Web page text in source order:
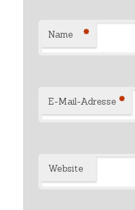
Name *
E-Mail-Adresse *
Website